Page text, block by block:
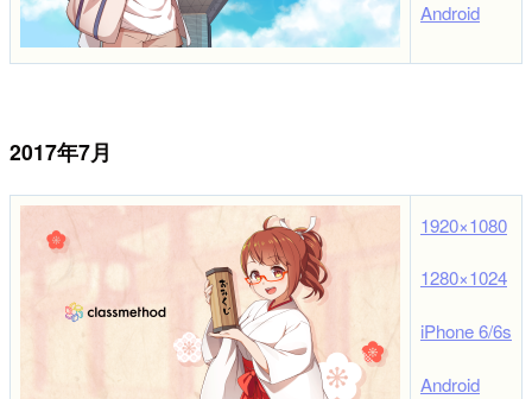
Android
2017年7月
1920×1080
1280×1024
iPhone 6/6s
Android